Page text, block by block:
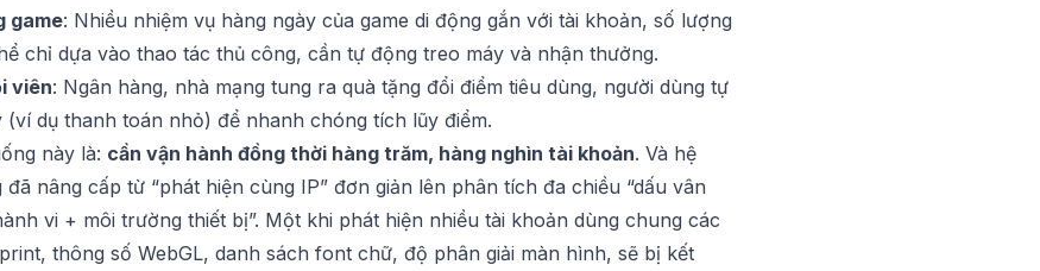
game: Nhiều nhiệm vụ hàng ngày của game di động gắn với tài khoản, số lượng
chỉ dựa vào thao tác thủ công, cần tự động treo máy và nhận thưởng.
viên: Ngân hàng, nhà mạng tung ra quà tặng đổi điểm tiêu dùng, người dùng tự
(ví dụ thanh toán nhỏ) để nhanh chóng tích lũy điểm.
này là: cần vận hành đồng thời hàng trăm, hàng nghìn tài khoản. Và hệ
nâng cấp từ “phát hiện cùng IP” đơn giản lên phân tích đa chiều “dấu vân
vi + môi trường thiết bị”. Một khi phát hiện nhiều tài khoản dùng chung các
thông số WebGL, danh sách font chữ, độ phân giải màn hình, sẽ bị kết